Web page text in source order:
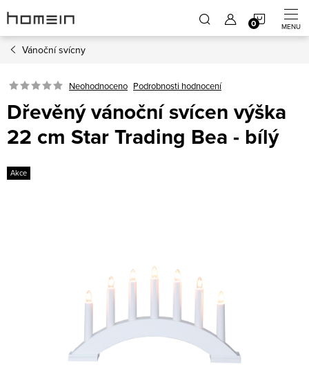
na
obsah
Vánoční svícny
Neohodnoceno Podrobnosti hodnocení
Dřevěný vánoční svícen výška
22 cm Star Trading Bea - bílý
Akce